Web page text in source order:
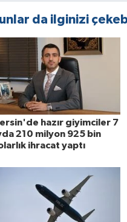
da ilginizi
hazır giyimciler 7
210 milyon 925 bin
ihracat yaptı